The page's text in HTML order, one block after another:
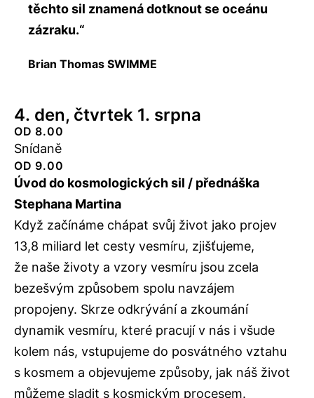
těchto sil znamená dotknout se oceánu
zázraku.“
Brian Thomas SWIMME
4. den, čtvrtek 1. srpna
OD 8.00
Snídaně
OD 9.00
Úvod do kosmologických sil / přednáška
Stephana Martina
Když začínáme chápat svůj život jako projev
13,8 miliard let cesty vesmíru, zjišťujeme,
že naše životy a vzory vesmíru jsou zcela
bezešvým způsobem spolu navzájem
propojeny. Skrze odkrývání a zkoumání
dynamik vesmíru, které pracují v nás i všude
kolem nás, vstupujeme do posvátného vztahu
s kosmem a objevujeme způsoby, jak náš život
můžeme sladit s kosmickým procesem.